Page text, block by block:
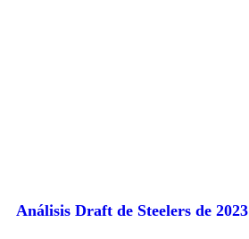
Análisis Draft de Steelers de 2023